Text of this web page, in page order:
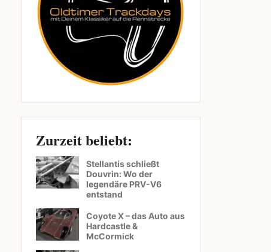
Zurzeit beliebt:
Stellantis schließt
Douvrin: Wo der
legendäre PRV-V6
entstand
Coyote X – das Auto aus
Hardcastle &
McCormick